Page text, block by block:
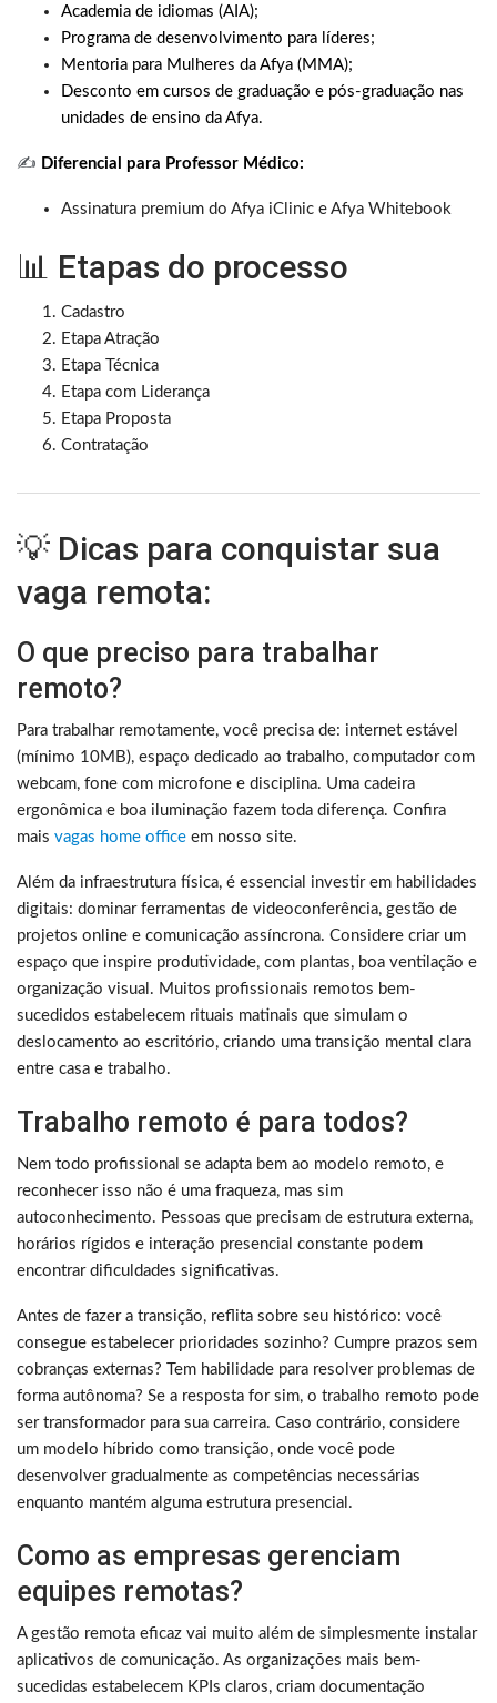
Academia de idiomas (AIA);
Programa de desenvolvimento para líderes;
Mentoria para Mulheres da Afya (MMA);
Desconto em cursos de graduação e pós-graduação nas
unidades de ensino da Afya.
✍️ Diferencial para Professor Médico:
Assinatura premium do Afya iClinic e Afya Whitebook
📊 Etapas do processo
Cadastro
Etapa Atração
Etapa Técnica
Etapa com Liderança
Etapa Proposta
Contratação
💡 Dicas para conquistar sua
vaga remota:
O que preciso para trabalhar
remoto?
Para trabalhar remotamente, você precisa de: internet estável
(mínimo 10MB), espaço dedicado ao trabalho, computador com
webcam, fone com microfone e disciplina. Uma cadeira
ergonômica e boa iluminação fazem toda diferença. Confira
mais vagas home office em nosso site.
Além da infraestrutura física, é essencial investir em habilidades
digitais: dominar ferramentas de videoconferência, gestão de
projetos online e comunicação assíncrona. Considere criar um
espaço que inspire produtividade, com plantas, boa ventilação e
organização visual. Muitos profissionais remotos bem-
sucedidos estabelecem rituais matinais que simulam o
deslocamento ao escritório, criando uma transição mental clara
entre casa e trabalho.
Trabalho remoto é para todos?
Nem todo profissional se adapta bem ao modelo remoto, e
reconhecer isso não é uma fraqueza, mas sim
autoconhecimento. Pessoas que precisam de estrutura externa,
horários rígidos e interação presencial constante podem
encontrar dificuldades significativas.
Antes de fazer a transição, reflita sobre seu histórico: você
consegue estabelecer prioridades sozinho? Cumpre prazos sem
cobranças externas? Tem habilidade para resolver problemas de
forma autônoma? Se a resposta for sim, o trabalho remoto pode
ser transformador para sua carreira. Caso contrário, considere
um modelo híbrido como transição, onde você pode
desenvolver gradualmente as competências necessárias
enquanto mantém alguma estrutura presencial.
Como as empresas gerenciam
equipes remotas?
A gestão remota eficaz vai muito além de simplesmente instalar
aplicativos de comunicação. As organizações mais bem-
sucedidas estabelecem KPIs claros, criam documentação